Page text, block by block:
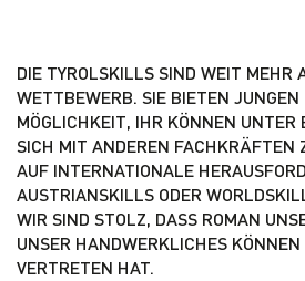
DIE TYROLSKILLS SIND WEIT MEHR
WETTBEWERB. SIE BIETEN
MÖGLICHKEIT, IHR KÖNNEN UNTER
SICH MIT ANDEREN FACHKRÄFTEN
AUF INTERNATIONALE
AUSTRIANSKILLS ODER
WIR SIND STOLZ, DASS ROMAN
UNSER HANDWERKLICHES
VERTRETEN HAT.